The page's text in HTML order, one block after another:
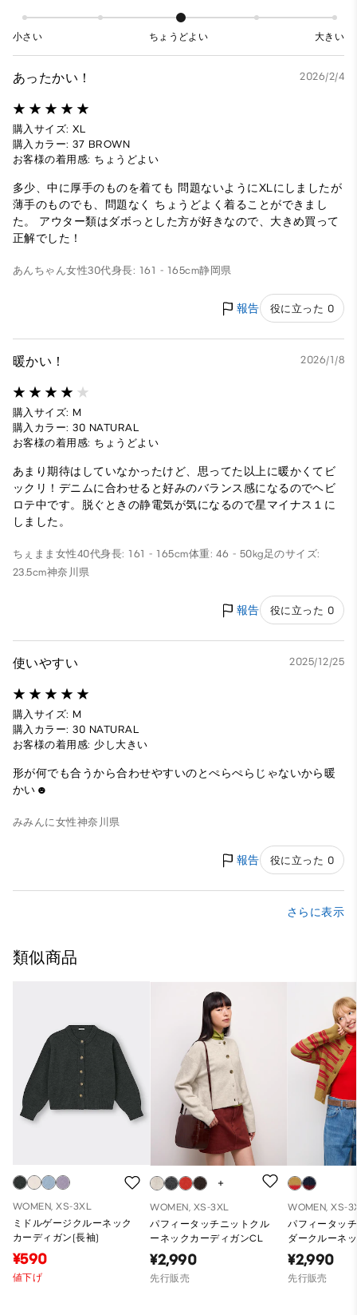
小さい ちょうどよい 大きい
あったかい！ 2026/2/4
購入サイズ: XL
購入カラー: 37 BROWN
お客様の着用感: ちょうどよい
多少、中に厚手のものを着ても 問題ないようにXLにしましたが
薄手のものでも、問題なく ちょうどよく着ることができまし
た。 アウター類はダボっとした方が好きなので、大きめ買って
正解でした！
あんちゃん女性30代身長: 161 - 165cm静岡県
報告 役に立った 0
暖かい！ 2026/1/8
購入サイズ: M
購入カラー: 30 NATURAL
お客様の着用感: ちょうどよい
あまり期待はしていなかったけど、思ってた以上に暖かくてビ
ックリ！デニムに合わせると好みのバランス感になるのでヘビ
ロテ中です。脱ぐときの静電気が気になるので星マイナス１に
しました。
ちぇまま 女性40代身長: 161 - 165cm体重: 46 - 50kg足のサイズ:
23.5cm神奈川県
報告 役に立った 0
使いやすい 2025/12/25
購入サイズ: M
購入カラー: 30 NATURAL
お客様の着用感: 少し大きい
形が何でも合うから合わせやすいのとぺらぺらじゃないから暖
かい☻
みみんに女性神奈川県
報告 役に立った 0
さらに表示
類似商品
WOMEN, XS-3XL
ミドルゲージクルーネック
カーディガン(長袖)
¥590
値下げ
WOMEN, XS-3XL
パフィータッチニットクル
ーネックカーディガンCL
¥2,990
先行販売
WOMEN, XS-
パフィータッ
ダークルーネ
ガンPF
¥2,990
先行販売